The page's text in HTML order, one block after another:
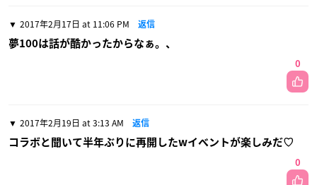
2017年2月17日 at 11:06 PM 返信
夢100は話が酷かったからなぁ。、
0
2017年2月19日 at 3:13 AM 返信
コラボと聞いて半年ぶりに再開したwイベントが楽しみだ♡
0